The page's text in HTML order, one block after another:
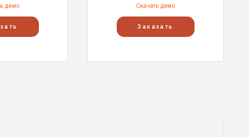
демо Скачать демо
Заказать